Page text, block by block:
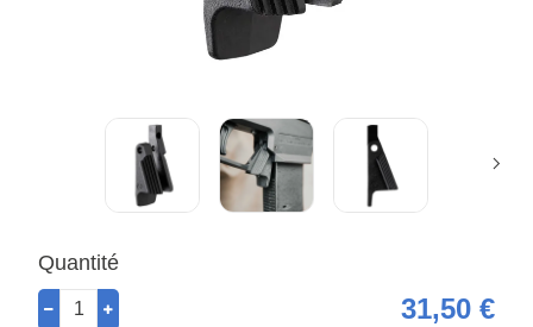
Quantité
31,50 €